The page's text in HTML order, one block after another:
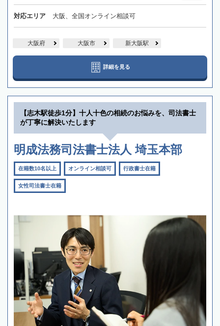
対応エリア 大阪、全国オンライン相談可
大阪府 大阪市 新大阪駅
詳細を見る
【志木駅徒歩1分】十人十色の相続のお悩みを、司法書士
が丁寧に解決いたします
明成法務司法書士法人 埼玉本部
在籍数10名以上 オンライン相談可 行政書士在籍
女性司法書士在籍